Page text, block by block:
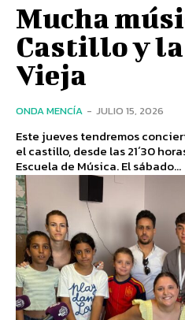
Mucha
Castillo y
Vieja
ONDA MENCÍA - JULIO 15, 2026
Este jueves tendremos
el castillo, desde las 21´30
Escuela de Música. El sábado...